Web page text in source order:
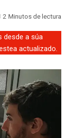
2 Minutos de lectura
desde a súa
actualizado.